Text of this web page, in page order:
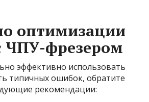
оптимизации
ЧПУ-фрезером
эффективно использовать
типичных ошибок, обратите
рекомендации: